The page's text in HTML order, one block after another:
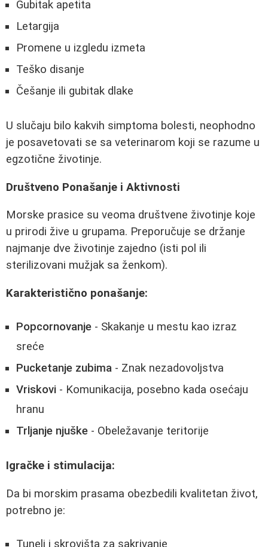
Gubitak apetita
Letargija
Promene u izgledu izmeta
Teško disanje
Češanje ili gubitak dlake
U slučaju bilo kakvih simptoma bolesti, neophodno
je posavetovati se sa veterinarom koji se razume u
egzotične životinje.
Društveno Ponašanje i Aktivnosti
Morske prasice su veoma društvene životinje koje
u prirodi žive u grupama. Preporučuje se držanje
najmanje dve životinje zajedno (isti pol ili
sterilizovani mužjak sa ženkom).
Karakteristično ponašanje:
Popcornovanje - Skakanje u mestu kao izraz
sreće
Pucketanje zubima - Znak nezadovoljstva
Vriskovi - Komunikacija, posebno kada osećaju
hranu
Trljanje njuške - Obeležavanje teritorije
Igračke i stimulacija:
Da bi morskim prasama obezbedili kvalitetan život,
potrebno je:
Tuneli i skrovišta za sakrivanje